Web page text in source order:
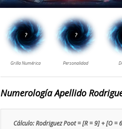
Numerología Apellido
Cálculo: Rodriguez Poot = [R = 9] + [O